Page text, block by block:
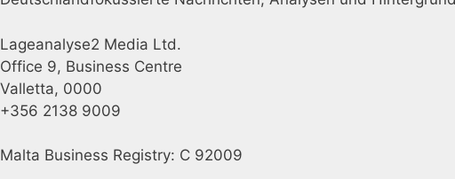
Lageanalyse2 Media Ltd.
Office 9, Business Centre
Valletta, 0000
+356 2138 9009
Malta Business Registry: C 92009